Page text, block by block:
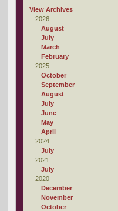
View Archives
2026
August
July
March
February
2025
October
September
August
July
June
May
April
2024
July
2021
July
2020
December
November
October